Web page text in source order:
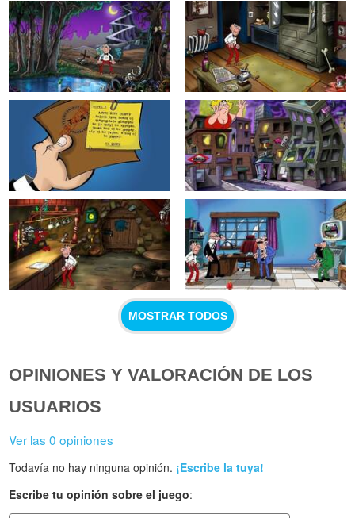
MOSTRAR TODOS
OPINIONES Y VALORACIÓN DE LOS
USUARIOS
Ver las 0 opiniones
Todavía no hay ninguna opinión. ¡Escribe la tuya!
Escribe tu opinión sobre el juego: